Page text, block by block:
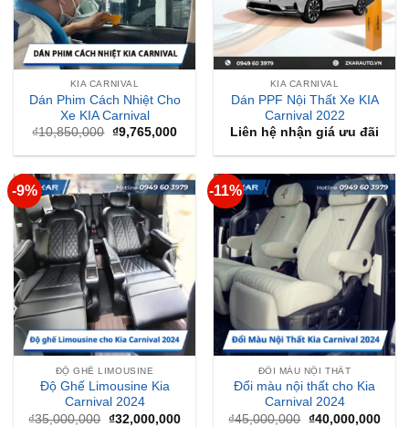
KIA CARNIVAL
Dán Phim Cách Nhiệt Cho
Xe KIA Carnival
₫10,850,000 Giá
là:
₫9,765,000Giá
tại
₫9,765,000.
KIA CARNIVAL
Dán PPF Nội Thất Xe KIA
Carnival 2022
Liên hệ nhận giá ưu đãi
-9%
ĐỘ GHẾ LIMOUSINE
Độ Ghế Limousine Kia
Carnival 2024
₫35,000,000 Giá
₫32,000,000Giá
-11%
ĐỔI MÀU NỘI THẤT
Đổi màu nội thất cho Kia
Carnival 2024
₫45,000,000 Giá
₫40,000,000Giá